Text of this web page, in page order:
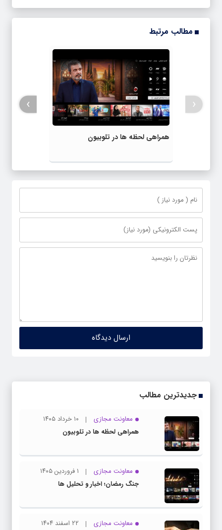
مطالب مرتبط
همراهی لحظه ها در تلوبیون
‹
›
جدیدترین مطالب
معاونت مجازی
۱۰ خرداد ۱۴۰۵
همراهی لحظه ها در تلوبیون
معاونت مجازی
۱ فروردین ۱۴۰۵
جنگ رمضان؛ اخبار و تحلیل ها
معاونت مجازی
۲۲ اسفند ۱۴۰۴